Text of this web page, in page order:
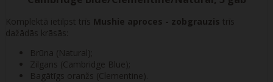
Komplektā ietilpst trīs Mushie aproces - zobgrauzis trīs
dažādās krāsās:
Brūna (Natural);
Zilgans (Cambridge Blue);
Bagātīgs oranžs (Clementine).